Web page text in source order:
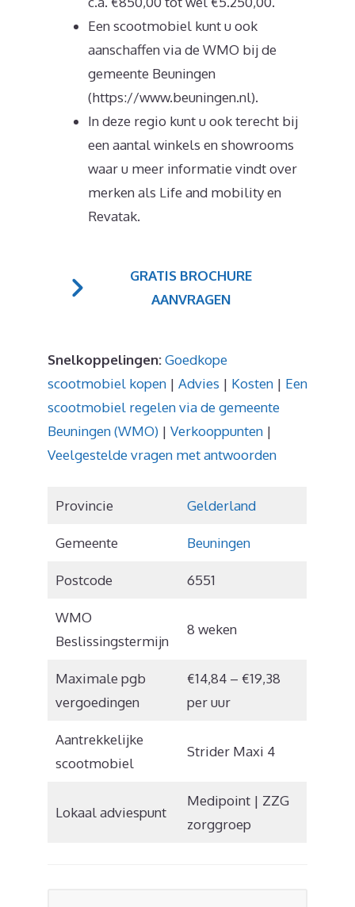
Een scootmobiel kunt u ook
aanschaffen via de WMO bij de
gemeente Beuningen
(https://www.beuningen.nl).
In deze regio kunt u ook terecht bij
een aantal winkels en showrooms
waar u meer informatie vindt over
merken als Life and mobility en
Revatak.
GRATIS BROCHURE
AANVRAGEN
Snelkoppelingen:Goedkope
scootmobiel kopen | Advies | Kosten | Een
scootmobiel regelen via de gemeente
Beuningen (WMO) | Verkooppunten |
Veelgestelde vragen met antwoorden
Provincie Gelderland
Gemeente Beuningen
Postcode 6551
WMO
Beslissingstermijn
8 weken
Maximale pgb
vergoedingen
€14,84 – €19,38
per uur
Aantrekkelijke
scootmobiel
Strider Maxi 4
Lokaal adviespunt
Medipoint | ZZG
zorggroep